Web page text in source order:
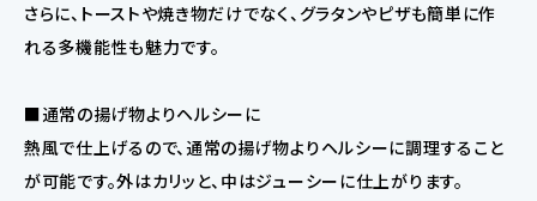
さらに、トーストや焼き物だけでなく、グラタンやピザも簡単に作
れる多機能性も魅力です。
■通常の揚げ物よりヘルシーに
熱風で仕上げるので、通常の揚げ物よりヘルシーに調理すること
が可能です。外はカリッと、中はジューシーに仕上がります。